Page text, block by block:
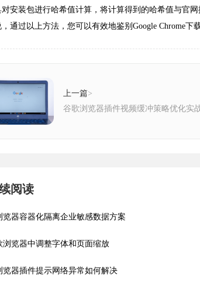
安装包进行哈希值计算，将计算得到的哈希值与官
通过以上方法，您可以有效地鉴别Google Chrome
上一篇>
谷歌浏览器插件视频缓冲策略优化实
阅读
览器容器化隔离企业敏感数据方案
浏览器中调整字体和页面缩放
览器插件提示网络异常如何解决